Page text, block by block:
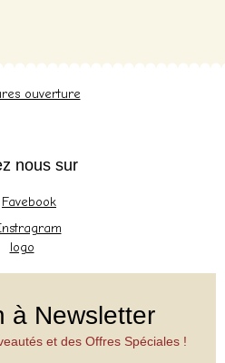
nous sur
à Newsletter
et des Offres Spéciales !